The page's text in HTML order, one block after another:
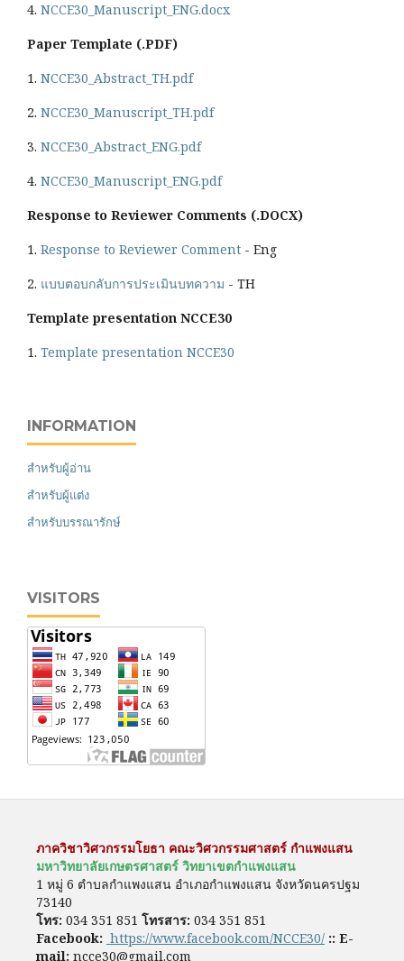
4. NCCE30_Manuscript_ENG.docx
Paper Template (.PDF)
1. NCCE30_Abstract_TH.pdf
2. NCCE30_Manuscript_TH.pdf
3. NCCE30_Abstract_ENG.pdf
4. NCCE30_Manuscript_ENG.pdf
Response to Reviewer Comments (.DOCX)
1. Response to Reviewer Comment - Eng
2. แบบตอบกลับการประเมินบทความ - TH
Template presentation NCCE30
1. Template presentation NCCE30
INFORMATION
สำหรับผู้อ่าน
สำหรับผู้แต่ง
สำหรับบรรณารักษ์
VISITORS
ภาควิชาวิศวกรรมโยธา คณะวิศวกรรมศาสตร์ กำแพงแสน
มหาวิทยาลัยเกษตรศาสตร์ วิทยาเขตกำแพงแสน
1 หมู่ 6 ตำบลกำแพงแสน อำเภอกำแพงแสน จังหวัดนครปฐม
73140
โทร: 034 351 851 โทรสาร: 034 351 851
Facebook: https://www.facebook.com/NCCE30/ :: E-
mail: ncce30@gmail.com